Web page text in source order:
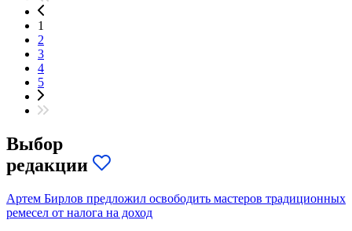
1
2
3
4
5
Выбор
редакции
Артем Бирлов предложил освободить мастеров традиционных
ремесел от налога на доход